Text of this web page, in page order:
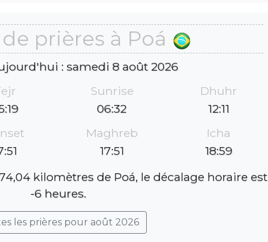
prières à Poá
: samedi 8 août 2026
Sunrise
06:32
Dhuhr
12:11
Maghreb
17:51
Icha
18:59
kilomètres de Poá, le décalage horaire est
-6 heures.
les prières pour août 2026